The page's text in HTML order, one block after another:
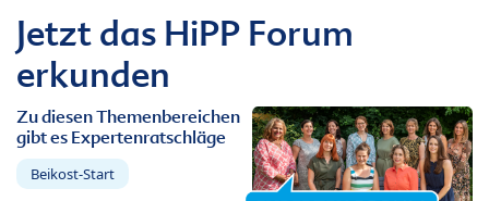
Jetzt das HiPP Forum
erkunden
Zu diesen Themenbereichen
gibt es Expertenratschläge
Beikost-Start